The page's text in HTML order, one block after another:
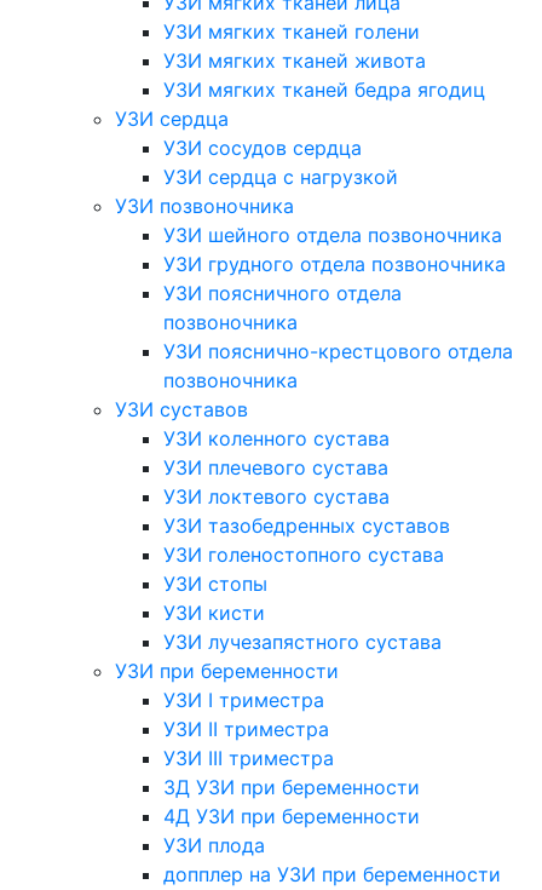
УЗИ мягких тканей голени
УЗИ мягких тканей живота
УЗИ мягких тканей бедра ягодиц
УЗИ сердца
УЗИ сосудов сердца
УЗИ сердца с нагрузкой
УЗИ позвоночника
УЗИ шейного отдела позвоночника
УЗИ грудного отдела позвоночника
УЗИ поясничного отдела
позвоночника
УЗИ пояснично-крестцового отдела
позвоночника
УЗИ суставов
УЗИ коленного сустава
УЗИ плечевого сустава
УЗИ локтевого сустава
УЗИ тазобедренных суставов
УЗИ голеностопного сустава
УЗИ стопы
УЗИ кисти
УЗИ лучезапястного сустава
УЗИ при беременности
УЗИ I триместра
УЗИ II триместра
УЗИ III триместра
3Д УЗИ при беременности
4Д УЗИ при беременности
УЗИ плода
допплер на УЗИ при беременности